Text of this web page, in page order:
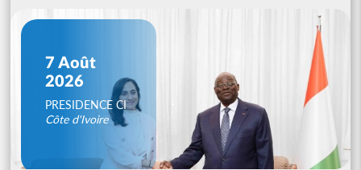
7 Août
2026
PRESIDENCE CI
Côte d'Ivoire